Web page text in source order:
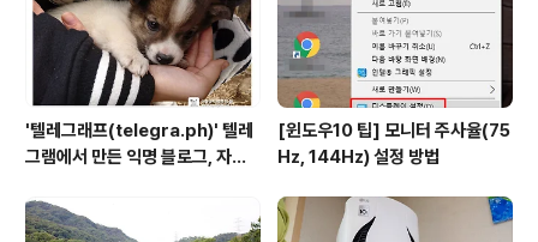
런 의문을 해소하고자 간담회를 열게 ..
'텔레그래프(telegra.ph)' 텔레
그램에서 만든 익명 블로그, 자유
[윈도우10 팁] 모니터 주사율(75
Hz, 144Hz) 설정 방법